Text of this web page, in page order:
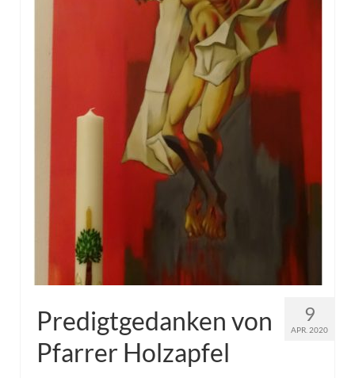
9
APR. 2020
Predigtgedanken von
Pfarrer Holzapfel